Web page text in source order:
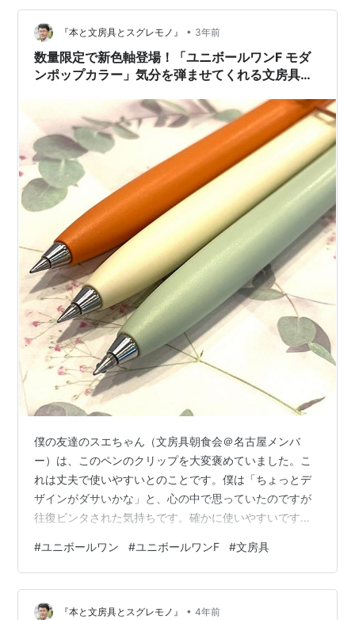
ど、在庫無かったのと300円ほとお高くなってしまうの
で諦め。 ユニボールワンＦ 無垢のグレー、330円。 公式
サイトより こちら…
『本と文房具とスグレモノ』 • 3年前
数量限定で新色軸登場！「ユニボールワンF モダ
ンポップカラー」気分を弾ませてくれる文房具で
僕の友達のスエちゃん（文房具朝食会＠名古屋メンバ
ー）は、このペンのクリップを大変褒めていました。こ
れは丈夫で使いやすいとのことです。僕は「ちょっとデ
ザインがダサいかな」と、心の中で思っていたのですが
往復ビンタされた気持ちです。確かに使いやすいです
ニボール ワン」シリーズの特徴あるクリップがアクセン
トカラーになった新軸色が発売になりました。文房具好
きの人なら、知ってますよね。「ユニボール ワン F」の
シンプルで洗練されたデザインを生かした遊び心のある
#ユニボールワン #ユニボールワンF #文房具
『本と文房具とスグレモノ』 • 4年前